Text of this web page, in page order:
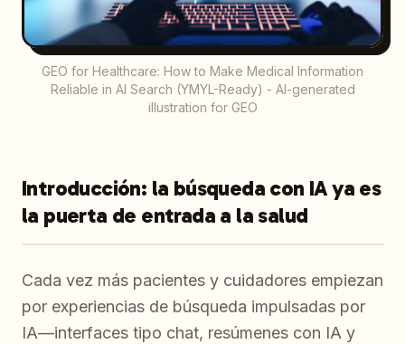
GEO for Healthcare: How to Make Medical Information
Reliable in AI Search (YMYL-Ready) - AI-generated
illustration for GEO
Introducción: la búsqueda con IA ya es
la puerta de entrada a la salud
Cada vez más pacientes y cuidadores empiezan
por experiencias de búsqueda impulsadas por
IA—interfaces tipo chat, resúmenes con IA y